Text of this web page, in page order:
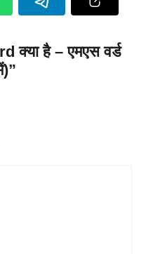
क्या है – एमएस वर्ड